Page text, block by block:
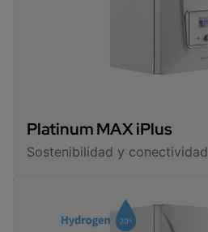
Platinum MAX iPlus
Sostenibilidad y conectividad